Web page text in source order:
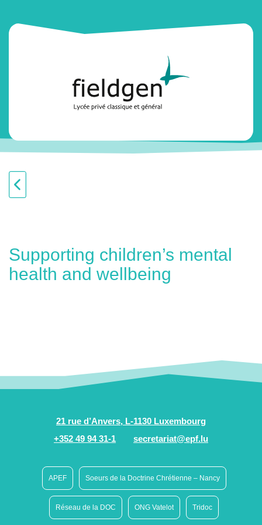
Supporting children’s mental
health and wellbeing
21 rue d’Anvers, L-1130 Luxembourg
+352 49 94 31-1
secretariat@epf.lu
APEF Soeurs de la Doctrine Chrétienne – Nancy
Réseau de la DOC ONG Vatelot Tridoc